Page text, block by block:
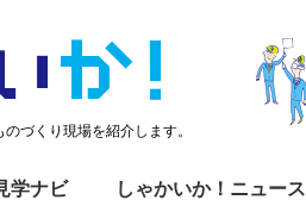
か！
づくり現場を紹介します。
学ナビ しゃかいか！ニュース